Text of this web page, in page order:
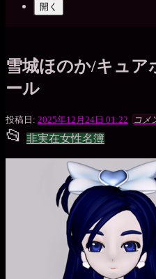
シ
ョ
開く
雪城ほのか/キュア
ール
投稿日: 2025年12月24日 01:22 一
銀
貨
コメ
📂 投
稿
非実在女性名簿